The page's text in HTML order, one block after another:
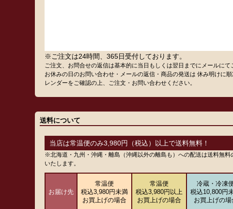
※ご注文は24時間、365日受付しております。
ご注文、お問合せの返信は基本的に当日もしくは翌日までにメールにて
お休みの日のお問い合わせ・メールの返信・商品の発送は 休み明けに
レンダーをご確認の上、ご注文・お問い合わせください。
送料について
当店は常温便のみ3,980円（税込）以上で送料無料！
※北海道・九州・沖縄・離島（沖縄以外の離島も）への配送は送料無料
いたします。
お届け先
常温便
税込3,980円未満
お買上げの場合
常温便
税込3,980円以上
お買上げの場合
冷蔵・冷凍
税込10,800円
お買上げの場